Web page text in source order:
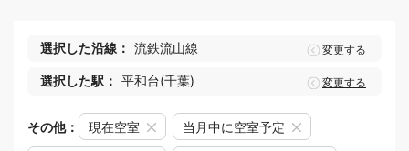
選択した沿線： 流鉄流山線 変更する
選択した駅： 平和台(千葉) 変更する
その他： 現在空室 当月中に空室予定